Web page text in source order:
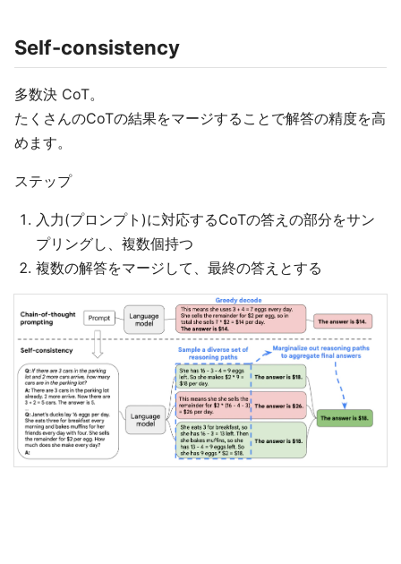
Self-consistency
多数決 CoT。
たくさんのCoTの結果をマージすることで解答の精度を高
めます。
ステップ
入力(プロンプト)に対応するCoTの答えの部分をサン
プリングし、複数個持つ
複数の解答をマージして、最終の答えとする